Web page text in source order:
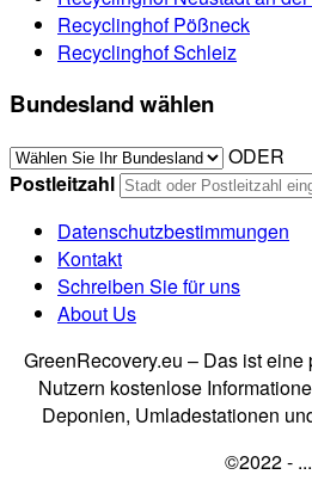
Recyclinghof Pößneck
Recyclinghof Schleiz
Bundesland wählen
ODER
Postleitzahl
Datenschutzbestimmungen
Kontakt
Schreiben Sie für uns
About Us
GreenRecovery.eu – Das ist
Nutzern kostenlose
Deponien, Umladestationen
©2022 - ...